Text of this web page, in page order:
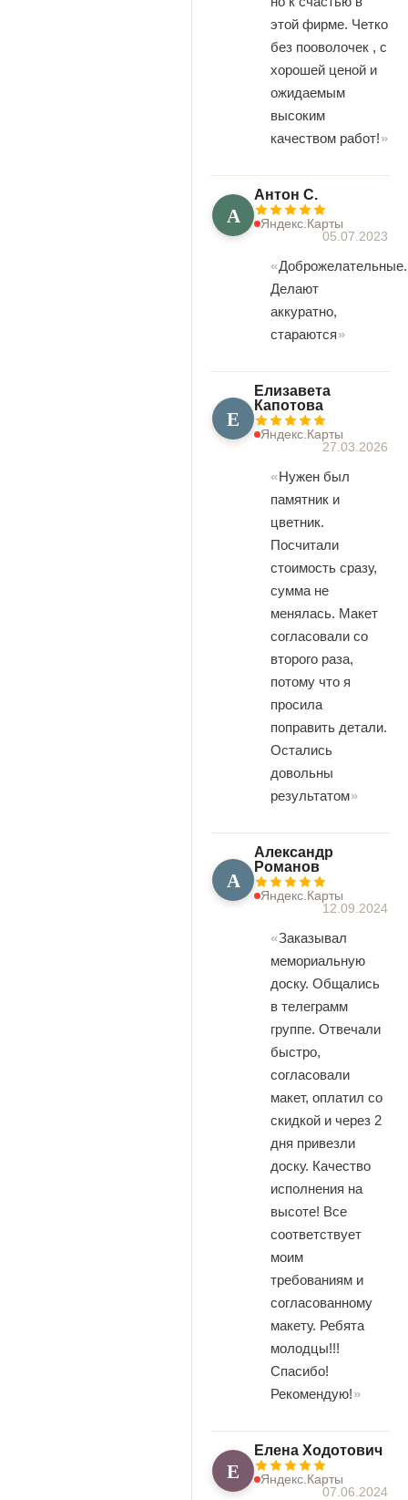
этой фирме. Четко
без пооволочек , с
хорошей ценой и
ожидаемым
высоким
качеством работ!
А
Антон С.
Яндекс.Карты
05.07.2023
Доброжелательные.
Делают
аккуратно,
стараются
Е
Елизавета
Капотова
Яндекс.Карты
27.03.2026
Нужен был
памятник и
цветник.
Посчитали
стоимость сразу,
сумма не
менялась. Макет
согласовали со
второго раза,
потому что я
просила
поправить детали.
Остались
довольны
результатом
А
Александр
Романов
Яндекс.Карты
12.09.2024
Заказывал
мемориальную
доску. Общались
в телеграмм
группе. Отвечали
быстро,
согласовали
макет, оплатил со
скидкой и через 2
дня привезли
доску. Качество
исполнения на
высоте! Все
соответствует
моим
требованиям и
согласованному
макету. Ребята
молодцы!!!
Спасибо!
Рекомендую!
Е
Елена Ходотович
Яндекс.Карты
07.06.2024